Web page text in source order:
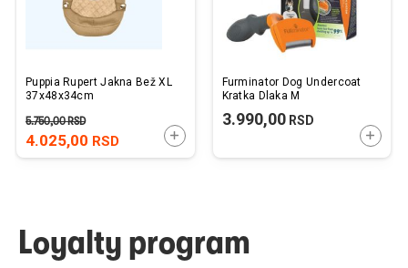
Puppia Rupert Jakna Bež XL
37x48x34cm
4.025,00 RSD
5.750,00RSD
DODAJTE U KORPU
Furminator Dog Undercoat
Kratka Dlaka M
3.990,00RSD
Loyalty program